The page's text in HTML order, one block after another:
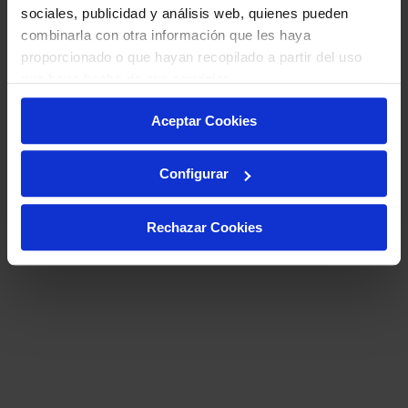
sociales, publicidad y análisis web, quienes pueden
combinarla con otra información que les haya
proporcionado o que hayan recopilado a partir del uso
Aceptar Cookies
Configurar
Rechazar Cookies